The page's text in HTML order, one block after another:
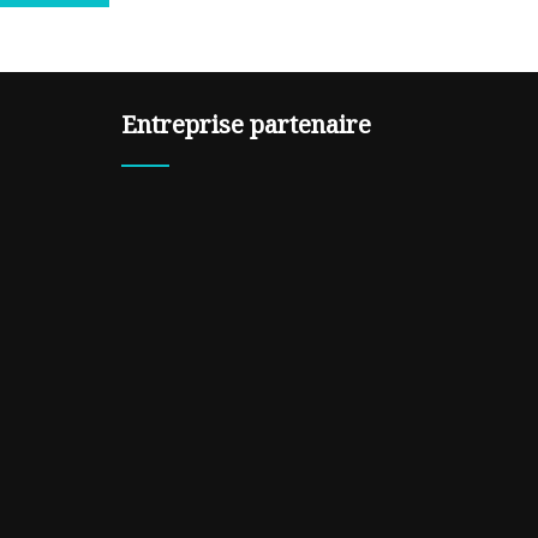
Entreprise partenaire